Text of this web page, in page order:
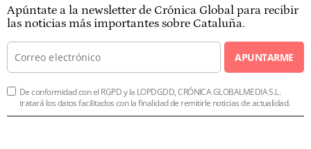
Apúntate a la newsletter de Crónica Global para recibir
las noticias más importantes sobre Cataluña.
APUNTARME
De conformidad con el RGPD y la LOPDGDD, CRÓNICA GLOBALMEDIA S.L.
tratará los datos facilitados con la finalidad de remitirle noticias de actualidad.